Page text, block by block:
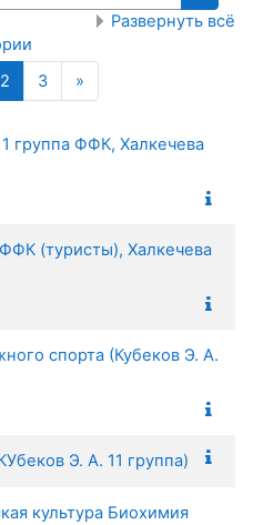
Поиск
Развернуть всё
2 (текущая)
3 »
группа ФФК, Халкечева
(туристы), Халкечева
спорта (Кубеков Э. А.
Э. А. 11 группа)
культура Биохимия